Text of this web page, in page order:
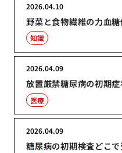
野菜と食物繊維の力血
2026.04.10
知識
放置厳禁糖尿病の初期
2026.04.09
医療
糖尿病の初期検査どこ
2026.04.09